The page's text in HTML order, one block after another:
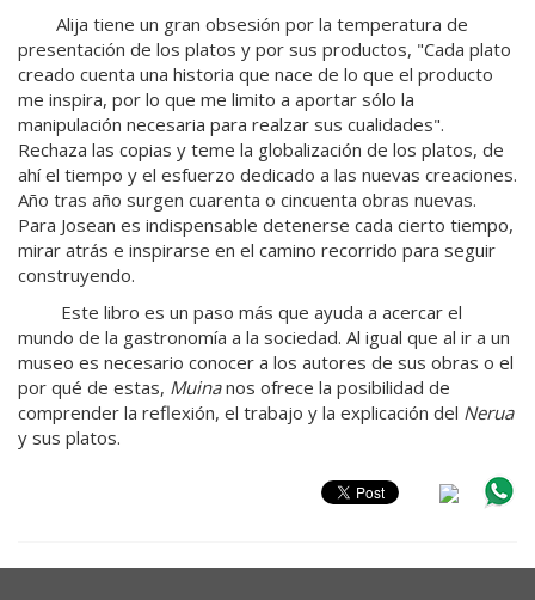
Alija tiene un gran obsesión por la temperatura de
presentación de los platos y por sus productos, "Cada plato
creado cuenta una historia que nace de lo que el producto
me inspira, por lo que me limito a aportar sólo la
manipulación necesaria para realzar sus cualidades".
Rechaza las copias y teme la globalización de los platos, de
ahí el tiempo y el esfuerzo dedicado a las nuevas creaciones.
Año tras año surgen cuarenta o cincuenta obras nuevas.
Para Josean es indispensable detenerse cada cierto tiempo,
mirar atrás e inspirarse en el camino recorrido para seguir
construyendo.
Este libro es un paso más que ayuda a acercar el
mundo de la gastronomía a la sociedad. Al igual que al ir a un
museo es necesario conocer a los autores de sus obras o el
por qué de estas, Muinanos ofrece la posibilidad de
comprender la reflexión, el trabajo y la explicación del Nerua
y sus platos.